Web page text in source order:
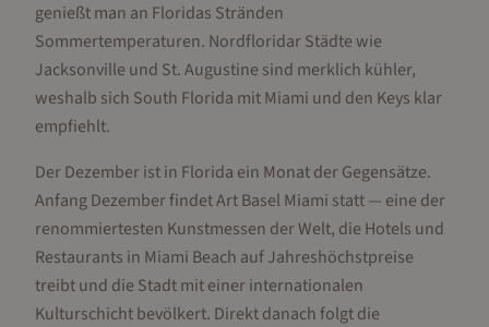
genießt man an Floridas Stränden
Sommertemperaturen. Nordfloridar Städte wie
Jacksonville und St. Augustine sind merklich kühler,
weshalb sich South Florida mit Miami und den Keys klar
empfiehlt.
Der Dezember ist in Florida ein Monat der Gegensätze.
Anfang Dezember findet Art Basel Miami statt — eine der
renommiertesten Kunstmessen der Welt, die Hotels und
Restaurants in Miami Beach auf Jahreshöchstpreise
treibt und die Stadt mit einer internationalen
Kulturschicht bevölkert. Direkt danach folgt die